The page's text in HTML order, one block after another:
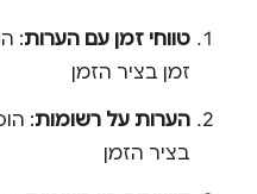
טווחי זמן עם הערות:
זמן בציר הזמן
הערות על רשומות:
בציר הזמן